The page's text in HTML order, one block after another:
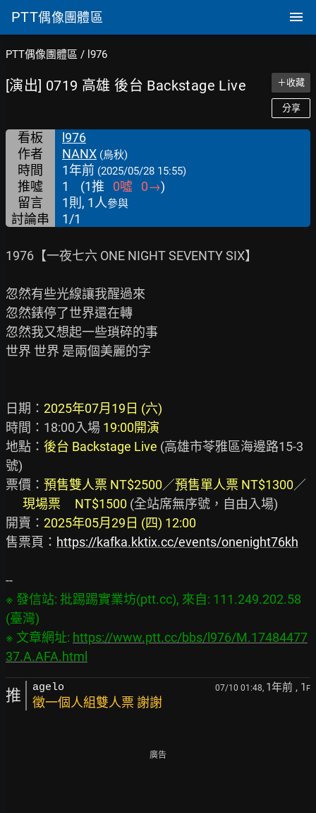
PTT偶像團體區
PTT偶像團體區 / l976
[演出] 0719 高雄 後台 Backstage Live ＋收藏
分享
看板
l976
作者
NANX (烏秋)
時間 1年前 (2025/05/28 15:55)
推噓 1 (1推 0噓 0→)
留言
1則, 1人參與
討論串 1/1
1976【一夜七六 ONE NIGHT SEVENTY SIX】
忽然有些光線讓我醒過來
忽然錶停了世界還在轉
忽然我又想起一些瑣碎的事
世界 世界 是兩個美麗的字
日期： 2025年07月19日 (六)
時間：18:00入場 19:00開演
地點： 後台 Backstage Live (高雄市苓雅區海邊路15-3
號)
票價： 預售雙人票 NT$2500／預售單人票 NT$1300／
現場票     NT$1500 (全站席無序號，自由入場)
開賣： 2025年05月29日 (四) 12:00
售票頁： https://kafka.kktix.cc/events/onenight76kh
※ 發信站: 批踢踢實業坊(ptt.cc), 來自: 111.249.202.58
(臺灣)
※ 文章網址: https://www.ptt.cc/bbs/l976/M.17484477
37.A.AFA.html
推 agelo 07/10 01:48, 1年前 , 1 F
徵一個人組雙人票 謝謝
廣告